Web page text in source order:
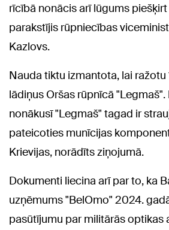
rīcībā nonācis arī lūgums
parakstījis rūpniecības
Kazlovs.
Nauda tiktu izmantota, lai ražotu
lādiņus Oršas rūpnīcā
nonākusī "Legmaš" tagad ir
pateicoties munīcijas
Krievijas, norādīts ziņojumā.
Dokumenti liecina arī par to, ka
uzņēmums "BelOmo" 2024.
pasūtījumu par militārās optikas